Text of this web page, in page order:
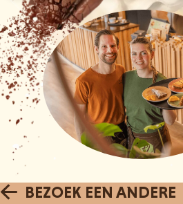
BEZOEK EEN ANDERE